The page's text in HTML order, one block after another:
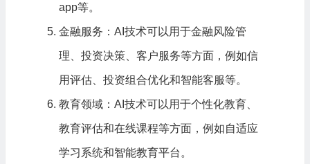
app等。
金融服务：AI技术可以用于金融风险管
理、投资决策、客户服务等方面，例如信
用评估、投资组合优化和智能客服等。
教育领域：AI技术可以用于个性化教育、
教育评估和在线课程等方面，例如自适应
学习系统和智能教育平台。